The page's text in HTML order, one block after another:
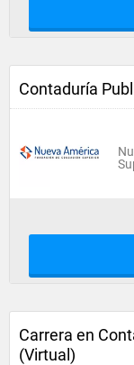
Contaduría
Carrera en
(Virtual)